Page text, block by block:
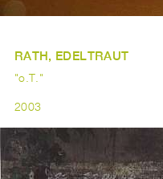
RATH, EDELTRAUT
"o.T."
2003